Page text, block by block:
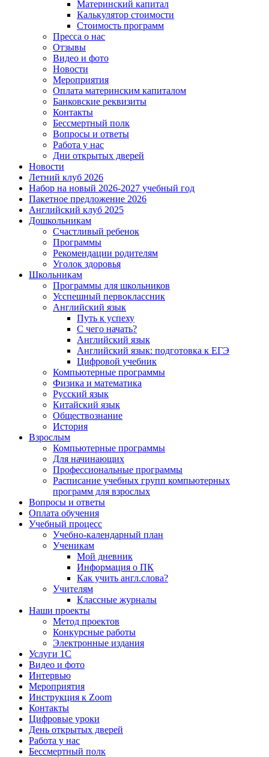
Материнский капитал
Калькулятор стоимости
Стоимость программ
Пресса о нас
Отзывы
Видео и фото
Новости
Мероприятия
Оплата материнским капиталом
Банковские реквизиты
Контакты
Бессмертный полк
Вопросы и ответы
Работа у нас
Дни открытых дверей
Новости
Летний клуб 2026
Набор на новый 2026-2027 учебный год
Пакетное предложение 2026
Английский клуб 2025
Дошкольникам
Счастливый ребенок
Программы
Рекомендации родителям
Уголок здоровья
Школьникам
Программы для школьников
Усспешный первоклассник
Английский язык
Путь к успеху
С чего начать?
Английский язык
Английский язык: подготовка к ЕГЭ
Цифровой учебник
Компьютерные программы
Физика и математика
Русский язык
Китайский язык
Обществознание
История
Взрослым
Компьютерные программы
Для начинающих
Профессиональные программы
Расписание учебных групп компьютерных
программ для взрослых
Вопросы и ответы
Оплата обучения
Учебный процесс
Учебно-календарный план
Ученикам
Мой дневник
Информация о ПК
Как учить англ.слова?
Учителям
Классные журналы
Наши проекты
Метод проектов
Конкурсные работы
Электронные издания
Услуги 1C
Видео и фото
Интервью
Мероприятия
Инструкция к Zoom
Контакты
Цифровые уроки
День открытых дверей
Работа у нас
Бессмертный полк